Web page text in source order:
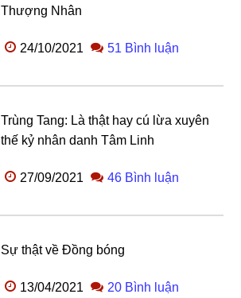
Thượng Nhân
24/10/2021 51 Bình luận
Trùng Tang: Là thật hay cú lừa xuyên
thế kỷ nhân danh Tâm Linh
27/09/2021 46 Bình luận
Sự thật về Đồng bóng
13/04/2021 20 Bình luận